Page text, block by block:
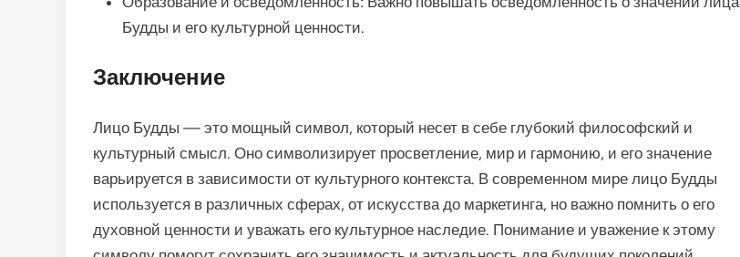
Будды и его культурной ценности.
Заключение
Лицо Будды — это мощный символ, который несет в себе глубокий философский и
культурный смысл. Оно символизирует просветление, мир и гармонию, и его значение
варьируется в зависимости от культурного контекста. В современном мире лицо Будды
используется в различных сферах, от искусства до маркетинга, но важно помнить о его
духовной ценности и уважать его культурное наследие. Понимание и уважение к этому